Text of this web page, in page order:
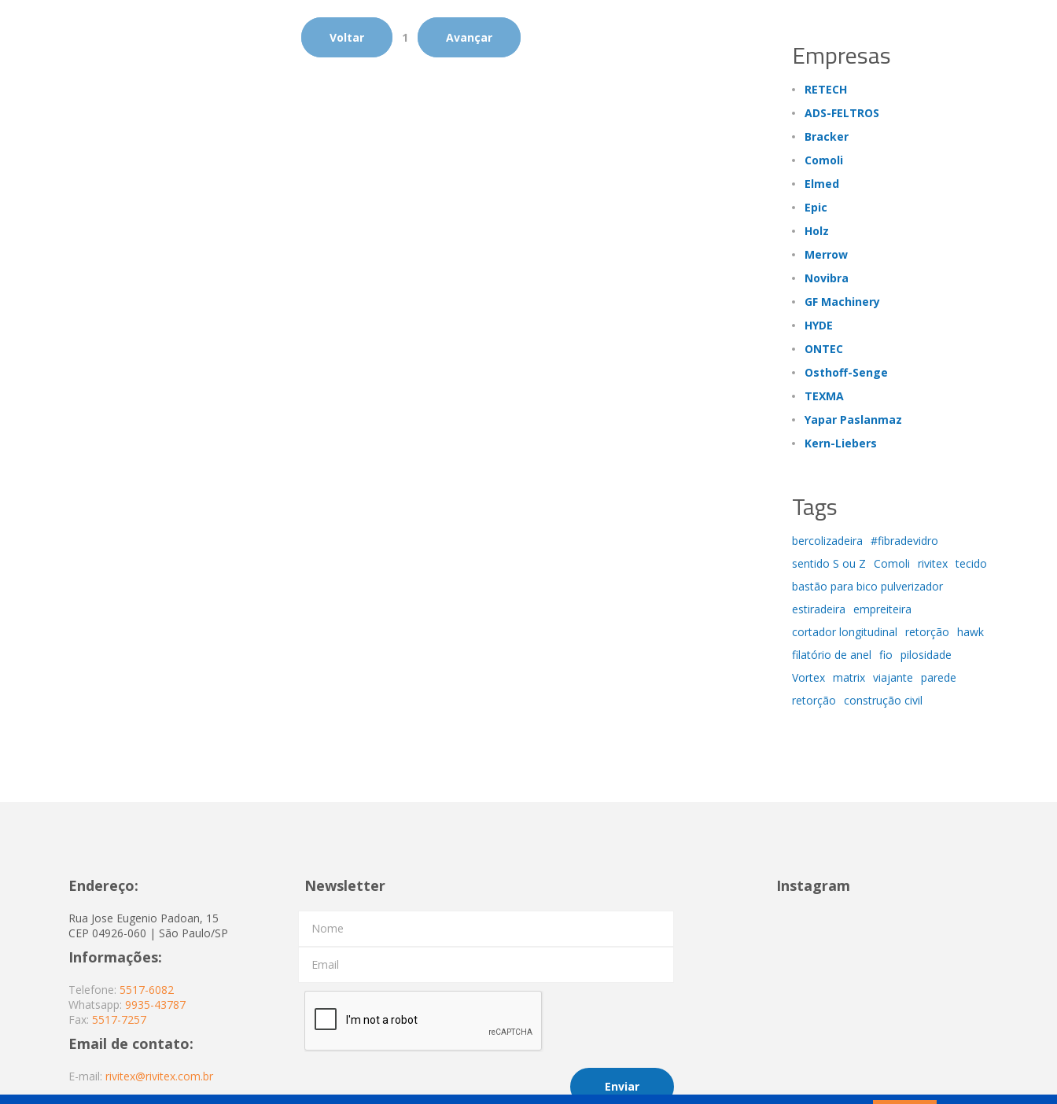
Voltar 1 Avançar Empresas
RETECH
ADS-FELTROS
Bracker
Comoli
Elmed
Epic
Holz
Merrow
Novibra
GF Machinery
HYDE
ONTEC
Osthoff-Senge
TEXMA
Yapar Paslanmaz
Kern-Liebers
Tags
bercolizadeira #fibradevidro
sentido S ou Z Comoli rivitex tecido
bastão para bico pulverizador
estiradeira empreiteira
cortador longitudinal retorção hawk
filatório de anel fio pilosidade
Vortex matrix viajante parede
retorção construção civil
Endereço:
Rua Jose Eugenio Padoan, 15
CEP 04926-060 | São Paulo/SP
Informações:
Telefone: 5517-6082
Whatsapp: 9935-43787
Fax: 5517-7257
Email de contato:
E-mail: rivitex@rivitex.com.br
Newsletter
Nome
Email
Enviar
Instagram